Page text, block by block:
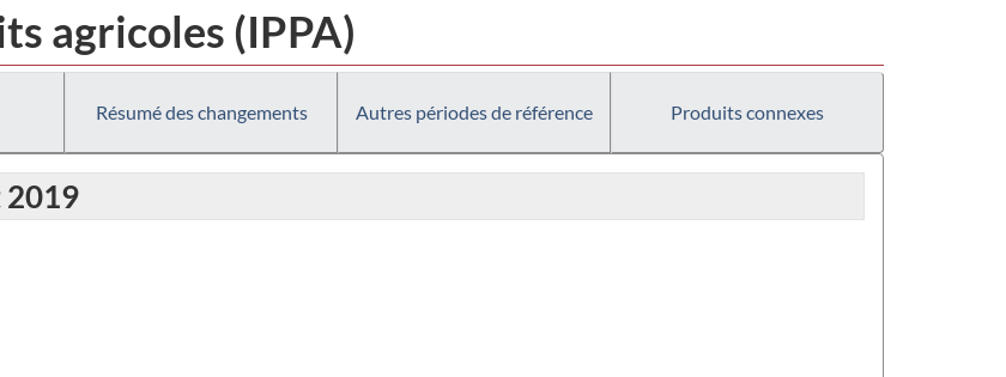
agricoles (IPPA)
Résumé des changements Autres périodes de référence Produits connexes